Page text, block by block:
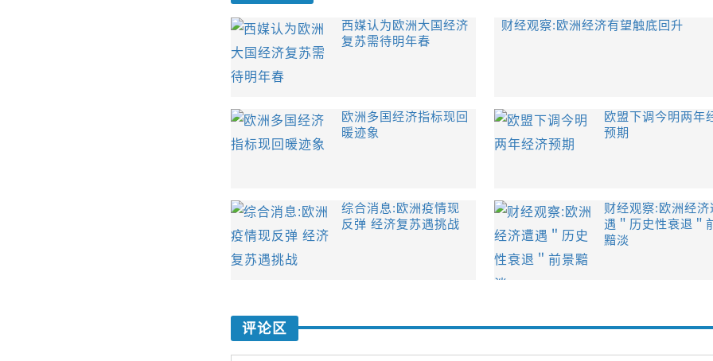
西媒认为欧洲大国经济
复苏需待明年春
财经观察:欧洲经济有望触底回升
欧洲多国经济指标现回
暖迹象
欧盟下调今明两年
预期
综合消息:欧洲疫情现
反弹 经济复苏遇挑战
财经观察:欧洲经济
遇＂历史性衰退＂
黯淡
评论区